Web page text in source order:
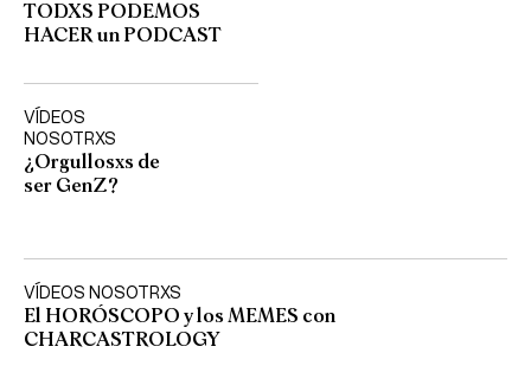
TODXS PODEMOS
HACER un PODCAST
VÍDEOS
NOSOTRXS
¿Orgullosxs de
ser GenZ?
VÍDEOS NOSOTRXS
El HORÓSCOPO y los MEMES con
CHARCASTROLOGY